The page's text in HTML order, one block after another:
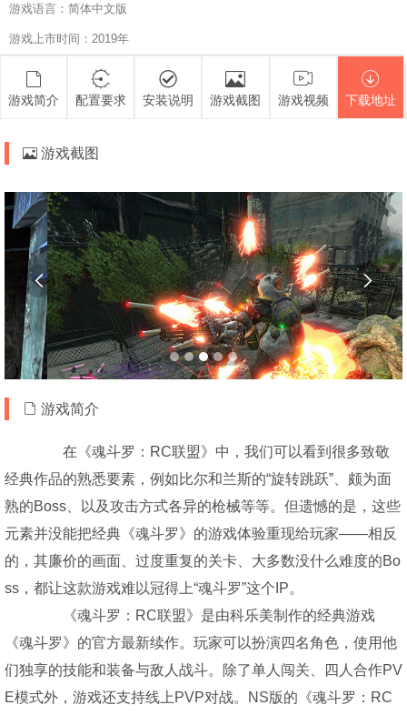
游戏语言：简体中文版
游戏上市时间：2019年
游戏简介 配置要求 安装说明 游戏截图 游戏视频 下载地址
游戏截图
 
游戏简介
在《魂斗罗：RC联盟》中，我们可以看到很多致敬
经典作品的熟悉要素，例如比尔和兰斯的“旋转跳跃”、颇为面
熟的Boss、以及攻击方式各异的枪械等等。但遗憾的是，这些
元素并没能把经典《魂斗罗》的游戏体验重现给玩家——相反
的，其廉价的画面、过度重复的关卡、大多数没什么难度的Bo
ss，都让这款游戏难以冠得上“魂斗罗”这个IP。
《魂斗罗：RC联盟》是由科乐美制作的经典游戏
《魂斗罗》的官方最新续作。玩家可以扮演四名角色，使用他
们独享的技能和装备与敌人战斗。除了单人闯关、四人合作PV
E模式外，游戏还支持线上PVP对战。NS版的《魂斗罗：RC